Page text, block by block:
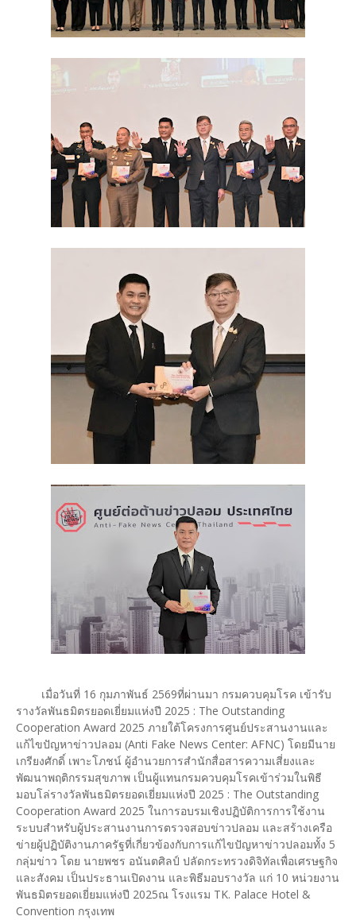
เมื่อวันที่ 16 กุมภาพันธ์ 2569ที่ผ่านมา กรมควบคุมโรค เข้ารับ
รางวัลพันธมิตรยอดเยี่ยมแห่งปี 2025 : The Outstanding
Cooperation Award 2025 ภายใต้โครงการศูนย์ประสานงานและ
แก้ไขปัญหาข่าวปลอม (Anti Fake News Center: AFNC) โดยมีนาย
เกรียงศักดิ์ เพาะโภชน์ ผู้อำนวยการสำนักสื่อสารความเสี่ยงและ
พัฒนาพฤติกรรมสุขภาพ เป็นผู้แทนกรมควบคุมโรคเข้าร่วมในพิธี
มอบโล่รางวัลพันธมิตรยอดเยี่ยมแห่งปี 2025 : The Outstanding
Cooperation Award 2025 ในการอบรมเชิงปฏิบัติการการใช้งาน
ระบบสำหรับผู้ประสานงานการตรวจสอบข่าวปลอม และสร้างเครือ
ข่ายผู้ปฏิบัติงานภาครัฐที่เกี่ยวข้องกับการแก้ไขปัญหาข่าวปลอมทั้ง 5
กลุ่มข่าว โดย นายพชร อนันตศิลป์ ปลัดกระทรวงดิจิทัลเพื่อเศรษฐกิจ
และสังคม เป็นประธานเปิดงาน และพิธีมอบรางวัล แก่ 10 หน่วยงาน
พันธมิตรยอดเยี่ยมแห่งปี 2025ณ โรงแรม TK. Palace Hotel &
Convention กรุงเทพ